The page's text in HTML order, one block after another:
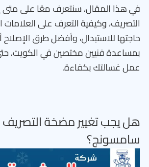
في هذا المقال، سنتعرف معًا على
التصريف، وكيفية التعرف على العلامات
حاجتها للاستبدال، وأفضل طرق الإصلاح
بمساعدة فنيين مختصين في الكويت،
عمل غسالتك بكفاءة.
هل يجب تغيير مضخة
سامسونج؟